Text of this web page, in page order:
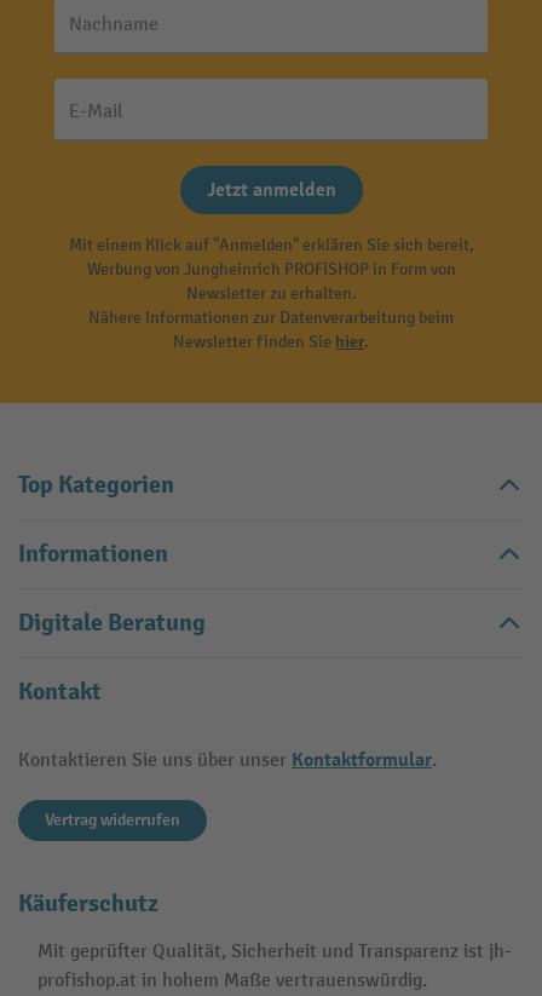
Nachname
E-Mail
Jetzt anmelden
Mit einem Klick auf "Anmelden" erklären Sie sich bereit,
Werbung von Jungheinrich PROFISHOP in Form von
Newsletter zu erhalten.
Nähere Informationen zur Datenverarbeitung beim
Newsletter finden Sie hier.
Top Kategorien
Informationen
Digitale Beratung
Kontakt
Kontaktieren Sie uns über unser Kontaktformular.
Vertrag widerrufen
Käuferschutz
Mit geprüfter Qualität, Sicherheit und Transparenz ist jh-
profishop.at in hohem Maße vertrauenswürdig.